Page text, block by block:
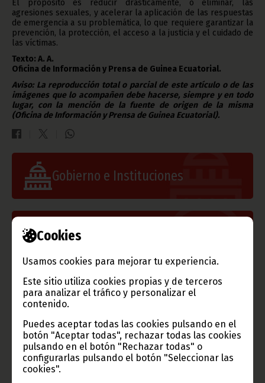
Cookies
Usamos cookies para mejorar tu experiencia.
Este sitio utiliza cookies propias y de terceros
para analizar el tráfico y personalizar el
contenido.
Puedes aceptar todas las cookies pulsando en el
botón "Aceptar todas", rechazar todas las cookies
pulsando en el botón "Rechazar todas" o
configurarlas pulsando el botón "Seleccionar las
cookies".
El propósito es reducir drásticamente, o eliminar, las
agresiones sexuales, y acelerar la aplicación de las respuestas
de emergencia a su problemática, lo que requiere garantizar la
prevención, la protección, el acceso a la justicia y el cuidado de
las víctimas.
Texto: A. A.
Oficina de Información y Prensa de Guinea Ecuatorial.
Aviso: La reproducción total o parcial de este artículo o de las
imágenes que lo acompañen debe hacerse, siempre y en todo
lugar, con la mención de la fuente de origen de la misma
(Oficina de Información y Prensa de Guinea Ecuatorial).
Gobierno e Instituciones
Información de Guinea Ecuatorial
TVGE
Radio Nacional de Guinea
Ecuatorial